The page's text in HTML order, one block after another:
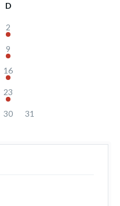
D
2
9
16
23
30 31